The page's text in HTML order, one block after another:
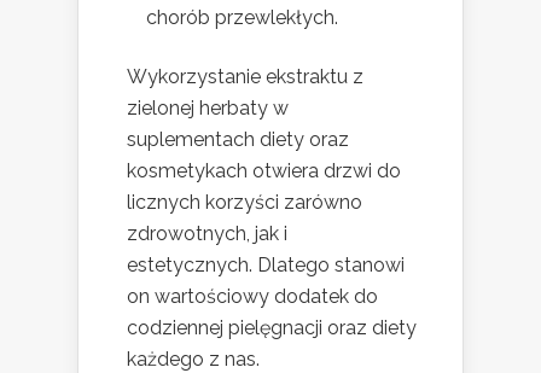
chorób przewlekłych.
Wykorzystanie ekstraktu z
zielonej herbaty w
suplementach diety oraz
kosmetykach otwiera drzwi do
licznych korzyści zarówno
zdrowotnych, jak i
estetycznych. Dlatego stanowi
on wartościowy dodatek do
codziennej pielęgnacji oraz diety
każdego z nas.